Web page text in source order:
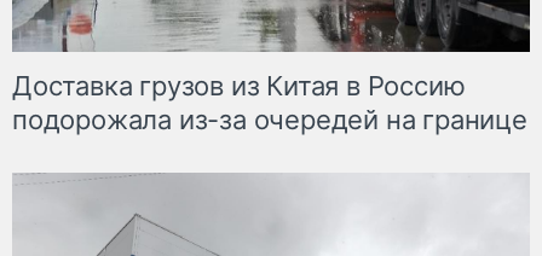
Доставка грузов из Китая в Россию
подорожала из-за очередей на границе